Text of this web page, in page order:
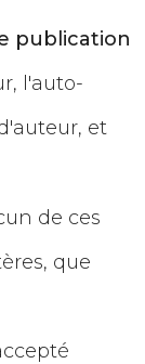
publication
l'auto-
et
de ces
que